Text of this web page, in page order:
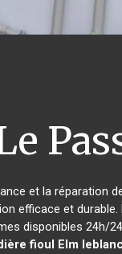
et la réparation
efficace et
disponibles 24h/
fioul Elm leblanc